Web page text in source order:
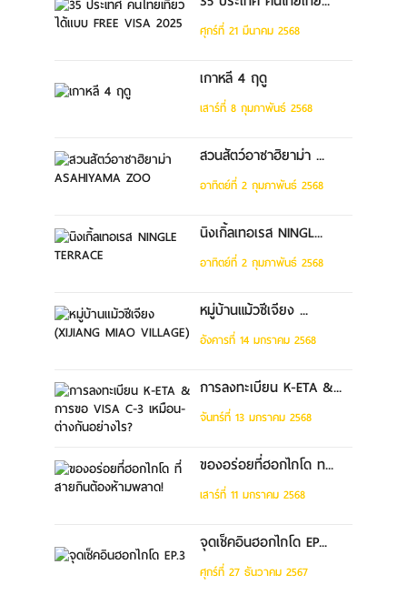
ศุกร์ที่ 21 มีนาคม 2568
เกาหลี 4 ฤดู
เสาร์ที่ 8 กุมภาพันธ์ 2568
สวนสัตว์อาซาฮิยาม่า ...
อาทิตย์ที่ 2 กุมภาพันธ์ 2568
นิงเกิ้ลเทอเรส NINGL...
อาทิตย์ที่ 2 กุมภาพันธ์ 2568
หมู่บ้านแม้วซีเจียง ...
อังคารที่ 14 มกราคม 2568
การลงทะเบียน K-ETA &...
จันทร์ที่ 13 มกราคม 2568
ของอร่อยที่ฮอกไกโด ท...
เสาร์ที่ 11 มกราคม 2568
จุดเช็คอินฮอกไกโด EP...
ศุกร์ที่ 27 ธันวาคม 2567